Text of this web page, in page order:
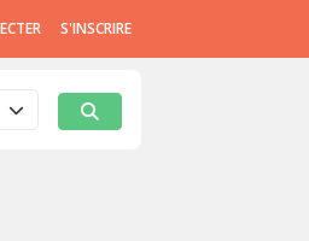
S'INSCRIRE